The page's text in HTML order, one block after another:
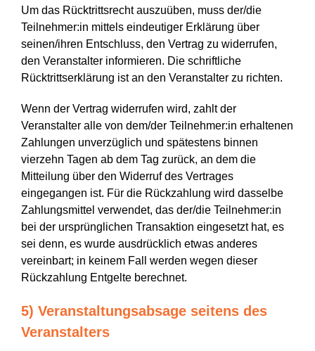
Um das Rücktrittsrecht auszuüben, muss der/die
Teilnehmer:in mittels eindeutiger Erklärung über
seinen/ihren Entschluss, den Vertrag zu widerrufen,
den Veranstalter informieren. Die schriftliche
Rücktrittserklärung ist an den Veranstalter zu richten.
Wenn der Vertrag widerrufen wird, zahlt der
Veranstalter alle von dem/der Teilnehmer:in erhaltenen
Zahlungen unverzüglich und spätestens binnen
vierzehn Tagen ab dem Tag zurück, an dem die
Mitteilung über den Widerruf des Vertrages
eingegangen ist. Für die Rückzahlung wird dasselbe
Zahlungsmittel verwendet, das der/die Teilnehmer:in
bei der ursprünglichen Transaktion eingesetzt hat, es
sei denn, es wurde ausdrücklich etwas anderes
vereinbart; in keinem Fall werden wegen dieser
Rückzahlung Entgelte berechnet.
5) Veranstaltungsabsage seitens des
Veranstalters